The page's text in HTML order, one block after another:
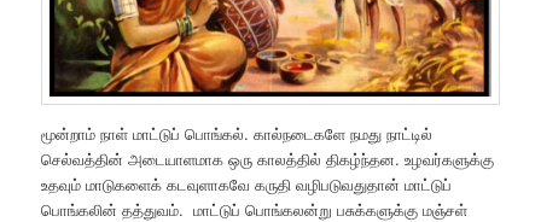
மூன்றாம் நாள் மாட்டுப் பொங்கல். கால்நடைகளே நமது நாட்டில்
செல்வத்தின் அடையாளமாக ஒரு காலத்தில் திகழ்ந்தன. உழவர்களுக்கு
உதவும் மாடுகளைக் கடவுளாகவே கருதி வழிபடுவதுதான் மாட்டுப்
பொங்கலின் தத்துவம். மாட்டுப் பொங்கலன்று பசுக்களுக்கு மஞ்சள்